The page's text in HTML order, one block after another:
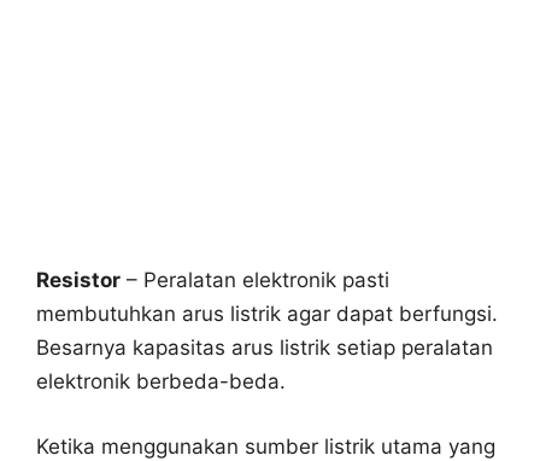
Resistor – Peralatan elektronik pasti
membutuhkan arus listrik agar dapat berfungsi.
Besarnya kapasitas arus listrik setiap peralatan
elektronik berbeda-beda.
Ketika menggunakan sumber listrik utama yang